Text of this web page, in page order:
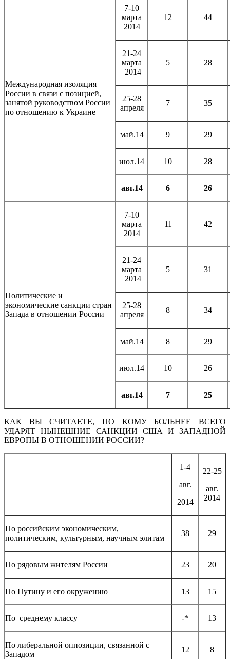
Международная изоляция
России в связи с позицией,
занятой руководством России
по отношению к Украине
7-10
марта
2014
12 44
21-24
марта
2014
5 28
25-28
апреля
7 35
май.14 9 29
июл.14 10 28
авг.14 6 26
Политические и
экономические санкции стран
Запада в отношении России
7-10
марта
2014
11 42
21-24
марта
2014
5 31
25-28
апреля
8 34
май.14 8 29
июл.14 10 26
авг.14 7 25
КАК ВЫ СЧИТАЕТЕ, ПО КОМУ БОЛЬНЕЕ ВСЕГО
УДАРЯТ НЫНЕШНИЕ САНКЦИИ США И ЗАПАДНОЙ
ЕВРОПЫ В ОТНОШЕНИИ РОССИИ?
1-4
авг.
2014
22-25
авг.
2014
По российским экономическим,
политическим, культурным, научным элитам
38 29
По рядовым жителям России 23 20
По Путину и его окружению 13 15
По среднему классу -* 13
По либеральной оппозиции, связанной с
Западом
12 8